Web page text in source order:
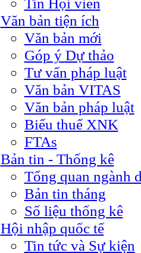
Văn bản tiện ích
Văn bản mới
Góp ý Dự thảo
Tư vấn pháp luật
Văn bản VITAS
Văn bản pháp luật
Biểu thuế XNK
FTAs
Bản tin - Thống kê
Tổng quan ngành
Bản tin tháng
Số liệu thống kê
Hội nhập quốc tế
Tin tức và Sự kiện